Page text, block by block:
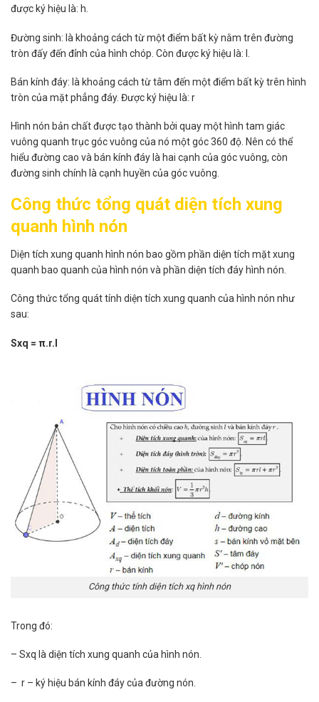
được ký hiệu là: h.
Đường sinh: là khoảng cách từ một điểm bất kỳ nằm trên đường
tròn đấy đến đỉnh của hình chóp. Còn được ký hiệu là: l.
Bán kính đáy: là khoảng cách từ tâm đến một điểm bất kỳ trên hình
tròn của mặt phẳng đáy. Được ký hiệu là: r
Hình nón bản chất được tạo thành bởi quay một hình tam giác
vuông quanh trục góc vuông của nó một góc 360 độ. Nên có thể
hiểu đường cao và bán kính đáy là hai cạnh của góc vuông, còn
đường sinh chính là cạnh huyền của góc vuông.
Công thức tổng quát diện tích xung
quanh hình nón
Diện tích xung quanh hình nón bao gồm phần diện tích mặt xung
quanh bao quanh của hình nón và phần diện tích đáy hình nón.
Công thức tổng quát tính diện tích xung quanh của hình nón như
sau:
Sxq = π.r.l
Công thức tính diện tích xq hình nón
Trong đó:
– Sxq là diện tích xung quanh của hình nón.
– r – ký hiệu bán kính đáy của đường nón.